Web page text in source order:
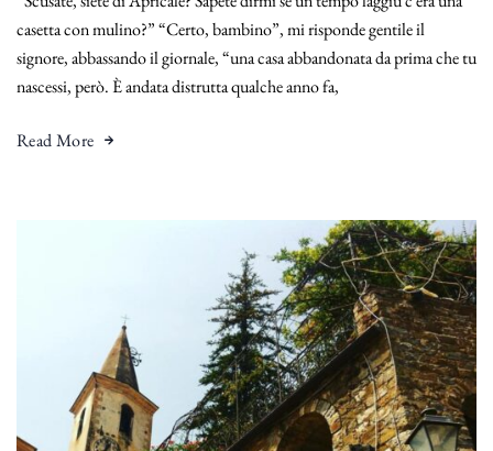
casetta con mulino?” “Certo, bambino”, mi risponde gentile il
signore, abbassando il giornale, “una casa abbandonata da prima che tu
nascessi, però. È andata distrutta qualche anno fa,
Read More